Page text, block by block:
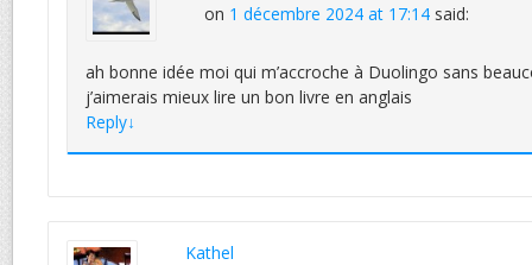
on 1 décembre 2024 at 17:14 said:
ah bonne idée moi qui m’accroche à Duolingo sans
j’aimerais mieux lire un bon livre en anglais
Reply↓
Kathel